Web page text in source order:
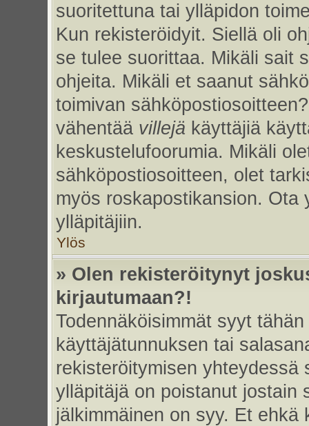
suoritettuna tai ylläpidon
Kun rekisteröidyit. Siellä oli
se tulee suorittaa. Mikäli sait
ohjeita. Mikäli et saanut
toimivan
vähentää villejä käyttäjiä
keskustelufoorumia. Mikäli
sähköpostiosoitteen, olet
myös roskapostikansion. Ota
ylläpitäjiin.
Ylös
» Olen rekisteröitynyt
kirjautumaan?!
Todennäköisimmät syyt
käyttäjätunnuksen tai
rekisteröitymisen yhteydessä
ylläpitäjä on poistanut jostain
jälkimmäinen on syy. Et